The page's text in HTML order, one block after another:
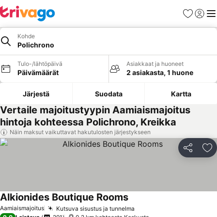
Suosikit
Kohde
Polichrono
Tulo-/lähtöpäivä
Päivämäärät
Asiakkaat ja huoneet
2 asiakasta, 1 huone
Järjestä Suodata Kartta
Vertaile majoitustyypin Aamiaismajoitus
hintoja kohteessa Polichrono, Kreikka
Näin maksut vaikuttavat hakutulosten järjestykseen
Jaa
Aamiaismajoitus Kutsuva sisustus ja tunnelma
Alkionides Boutique Rooms